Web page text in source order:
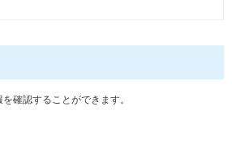
確認することができます。